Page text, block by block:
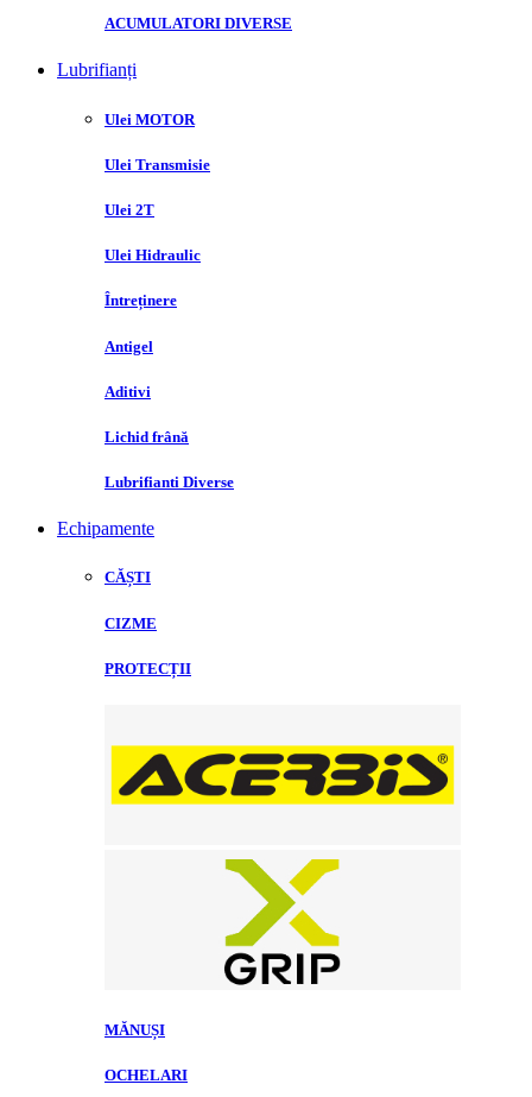
ACUMULATORI DIVERSE
Lubrifianți
Ulei MOTOR
Ulei Transmisie
Ulei 2T
Ulei Hidraulic
Întreținere
Antigel
Aditivi
Lichid frână
Lubrifianti Diverse
Echipamente
CĂȘTI
CIZME
PROTECȚII
MĂNUȘI
OCHELARI